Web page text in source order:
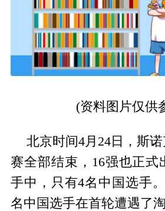
(资料图片仅供
北京时间4月24日，斯
赛全部结束，16强也正式
手中，只有4名中国选手
名中国选手在首轮遭遇了淘